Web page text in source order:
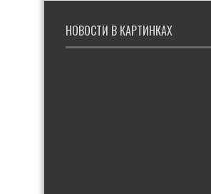
НОВОСТИ В КАРТИНКАХ